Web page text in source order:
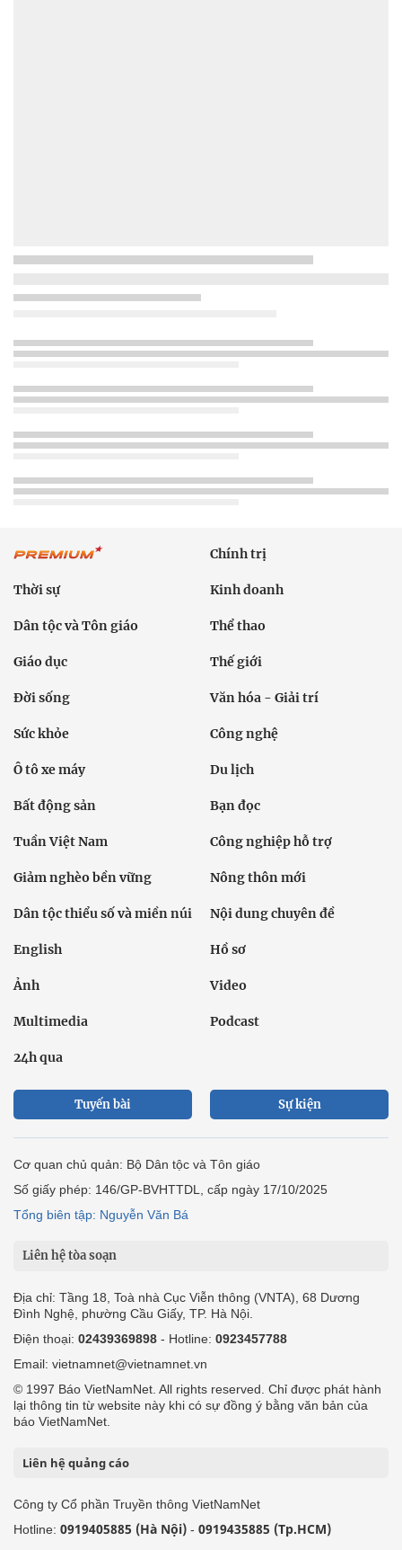
Chính trị
Thời sự Kinh doanh
Dân tộc và Tôn giáo Thể thao
Giáo dục Thế giới
Đời sống Văn hóa - Giải trí
Sức khỏe Công nghệ
Ô tô xe máy Du lịch
Bất động sản Bạn đọc
Tuần Việt Nam Công nghiệp hỗ trợ
Giảm nghèo bền vững Nông thôn mới
Dân tộc thiểu số và miền núi Nội dung chuyên đề
English Hồ sơ
Ảnh Video
Multimedia Podcast
24h qua
Tuyến bài Sự kiện
Cơ quan chủ quản: Bộ Dân tộc và Tôn giáo
Số giấy phép: 146/GP-BVHTTDL, cấp ngày 17/10/2025
Tổng biên tập: Nguyễn Văn Bá
Liên hệ tòa soạn
Địa chỉ: Tầng 18, Toà nhà Cục Viễn thông (VNTA), 68 Dương
Đình Nghệ, phường Cầu Giấy, TP. Hà Nội.
Điện thoại: 02439369898 - Hotline: 0923457788
Email: vietnamnet@vietnamnet.vn
© 1997 Báo VietNamNet. All rights reserved. Chỉ được phát hành
lại thông tin từ website này khi có sự đồng ý bằng văn bản của
báo VietNamNet.
Liên hệ quảng cáo
Công ty Cổ phần Truyền thông VietNamNet
Hotline: 0919405885 (Hà Nội) - 0919435885 (Tp.HCM)